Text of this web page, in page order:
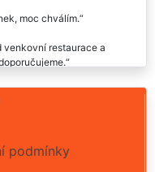
moc chválím.
venkovní restaurace a
podmínky